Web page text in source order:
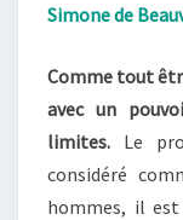
Simone de
Comme tout
avec un
limites. Le
considéré
hommes, il